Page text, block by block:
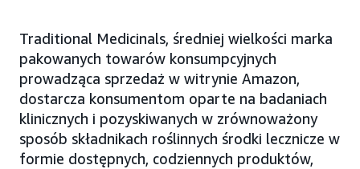
Traditional Medicinals, średniej wielkości marka
pakowanych towarów konsumpcyjnych
prowadząca sprzedaż w witrynie Amazon,
dostarcza konsumentom oparte na badaniach
klinicznych i pozyskiwanych w zrównoważony
sposób składnikach roślinnych środki lecznicze w
formie dostępnych, codziennych produktów,